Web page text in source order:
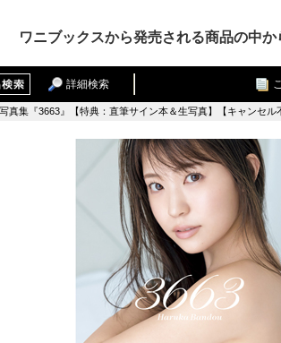
ワニブックスから発売される商品の中
詳細検索
真集『3663』【特典：直筆サイン本＆生写真】【キャンセル